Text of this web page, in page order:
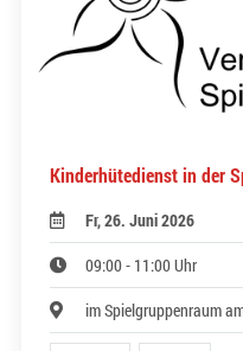
Kinderhütedienst in der
Fr, 26. Juni 2026
09:00 - 11:00 Uhr
im Spielgruppenraum